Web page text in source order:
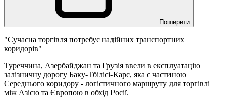
Поширити
"Сучасна торгівля потребує надійних транспортних
коридорів"
Туреччина, Азербайджан та Грузія ввели в експлуатацію
залізничну дорогу Баку-Тбілісі-Карс, яка є частиною
Середнього коридору - логістичного маршруту для торгівлі
між Азією та Європою в обхід Росії.